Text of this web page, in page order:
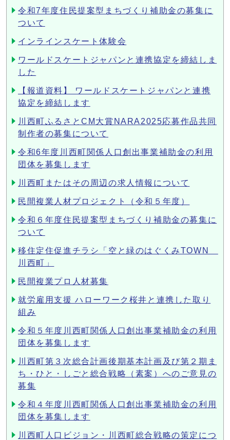
令和7年度住民提案型まちづくり補助金の募集に
ついて
インラインスケート体験会
ワールドスケートジャパンと連携協定を締結しま
した
【報道資料】 ワールドスケートジャパンと連携
協定を締結します
川西町ふるさとCM大賞NARA2025応募作品共同
制作者の募集について
令和6年度川西町関係人口創出事業補助金の利用
団体を募集します
川西町またはその周辺の求人情報について
民間複業人材プロジェクト（令和５年度）
令和６年度住民提案型まちづくり補助金の募集に
ついて
移住定住促進チラシ「空と緑のはぐくみTOWN
川西町」
民間複業プロ人材募集
就労雇用支援 ハローワーク桜井と連携した取り
組み
令和５年度川西町関係人口創出事業補助金の利用
団体を募集します
川西町第３次総合計画後期基本計画及び第２期ま
ち・ひと・しごと総合戦略（素案）へのご意見の
募集
令和４年度川西町関係人口創出事業補助金の利用
団体を募集します
川西町人口ビジョン・川西町総合戦略の策定につ